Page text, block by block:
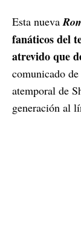
Esta nueva
fanáticos del
atrevido que
comunicado
atemporal de
generación al